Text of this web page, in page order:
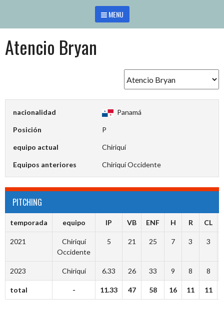
contenido
MENU
Atencio Bryan
nacionalidad Panamá
Posición P
equipo actual Chiriquí
Equipos anteriores Chiriquí Occidente
PITCHING
temporada equipo IP VB ENF H R CL
2021
Chiriquí
Occidente
5 21 25 7 3 3
2023 Chiriquí 6.33 26 33 9 8 8
total - 11.33 47 58 16 11 11